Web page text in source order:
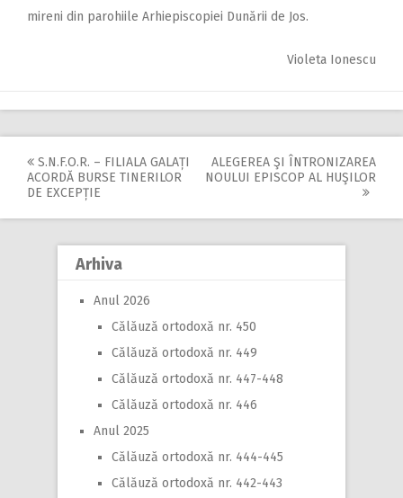
mireni din parohiile Arhiepiscopiei Dunării de Jos.
Violeta Ionescu
Post
navigation
S.N.F.O.R. – FILIALA GALAȚI
ACORDĂ BURSE TINERILOR
DE EXCEPȚIE
ALEGEREA ŞI ÎNTRONIZAREA
NOULUI EPISCOP AL HUŞILOR
Arhiva
Anul 2026
Călăuză ortodoxă nr. 450
Călăuză ortodoxă nr. 449
Călăuză ortodoxă nr. 447-448
Călăuză ortodoxă nr. 446
Anul 2025
Călăuză ortodoxă nr. 444-445
Călăuză ortodoxă nr. 442-443